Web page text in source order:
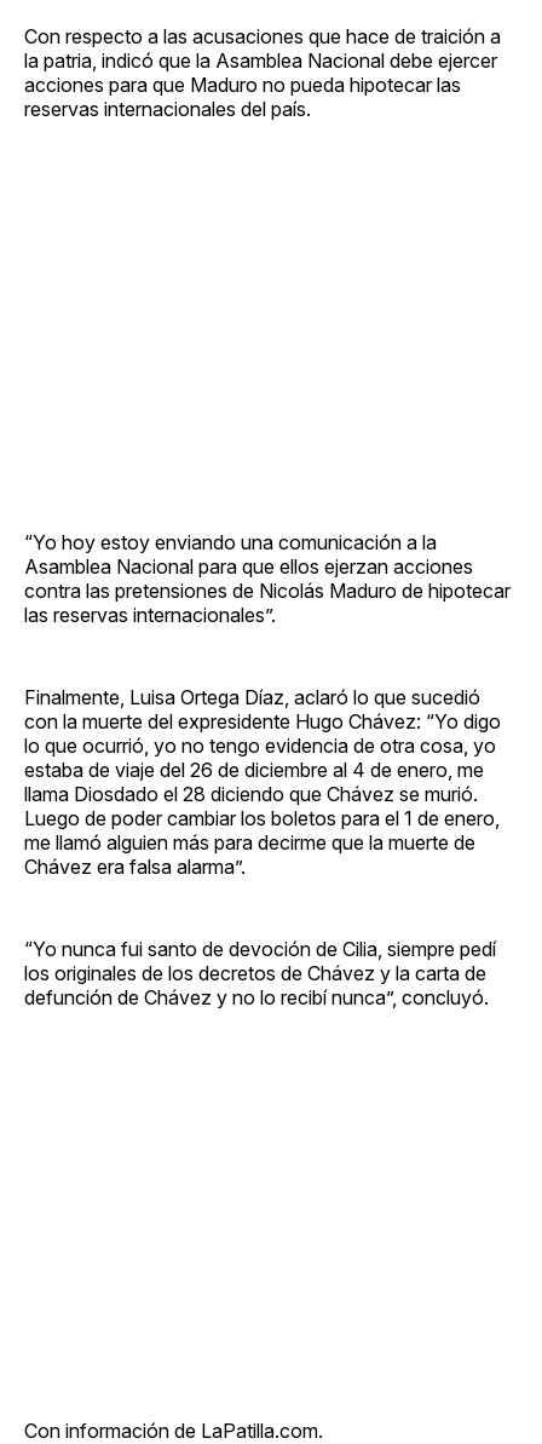
Con respecto a las acusaciones que hace de traición a
la patria, indicó que la Asamblea Nacional debe ejercer
acciones para que Maduro no pueda hipotecar las
reservas internacionales del país.
“Yo hoy estoy enviando una comunicación a la
Asamblea Nacional para que ellos ejerzan acciones
contra las pretensiones de Nicolás Maduro de hipotecar
las reservas internacionales”.
Finalmente, Luisa Ortega Díaz, aclaró lo que sucedió
con la muerte del expresidente Hugo Chávez: “Yo digo
lo que ocurrió, yo no tengo evidencia de otra cosa, yo
estaba de viaje del 26 de diciembre al 4 de enero, me
llama Diosdado el 28 diciendo que Chávez se murió.
Luego de poder cambiar los boletos para el 1 de enero,
me llamó alguien más para decirme que la muerte de
Chávez era falsa alarma”.
“Yo nunca fui santo de devoción de Cilia, siempre pedí
los originales de los decretos de Chávez y la carta de
defunción de Chávez y no lo recibí nunca”, concluyó.
Con información de LaPatilla.com.